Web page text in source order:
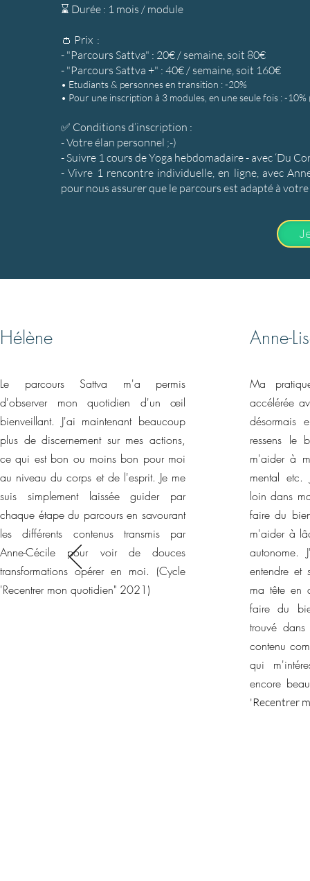
⌛ Durée : 1 mois / module
👛 Prix :
- "Parcours Sattva" : 20€ / semaine, soit 80€
- "Parcours Sattva +" : 40€ / semaine, soit 160€
• Etudiants & personnes en transition : -20%
• Pour une inscription à 3 modules, en une seule fois : -10%
✅ Conditions d’inscription :
- Votre élan personnel ;-)
- Suivre 1 cours de Yoga hebdomadaire - avec ‘Du
- Vivre 1 rencontre individuelle, en ligne, avec
pour nous assurer que le parcours est adapté à
Hélène
Le parcours Sattva m'a permis
d'observer mon quotidien d'un œil
bienveillant. J'ai maintenant beaucoup
plus de discernement sur mes actions,
ce qui est bon ou moins bon pour moi
au niveau du corps et de l'esprit. Je me
suis simplement laissée guider par
chaque étape du parcours en savourant
les différents contenus transmis par
Anne-Cécile pour voir de douces
transformations opérer en moi. (Cycle
'Recentrer mon quotidien" 2021)
Anne-
Ma
accélérée
désormais
ressens le
m'aider à
mental etc.
loin dans
faire du
m'aider à
autonome.
entendre et
ma tête en
faire du
trouvé
contenu
qui
encore
'Recentrer